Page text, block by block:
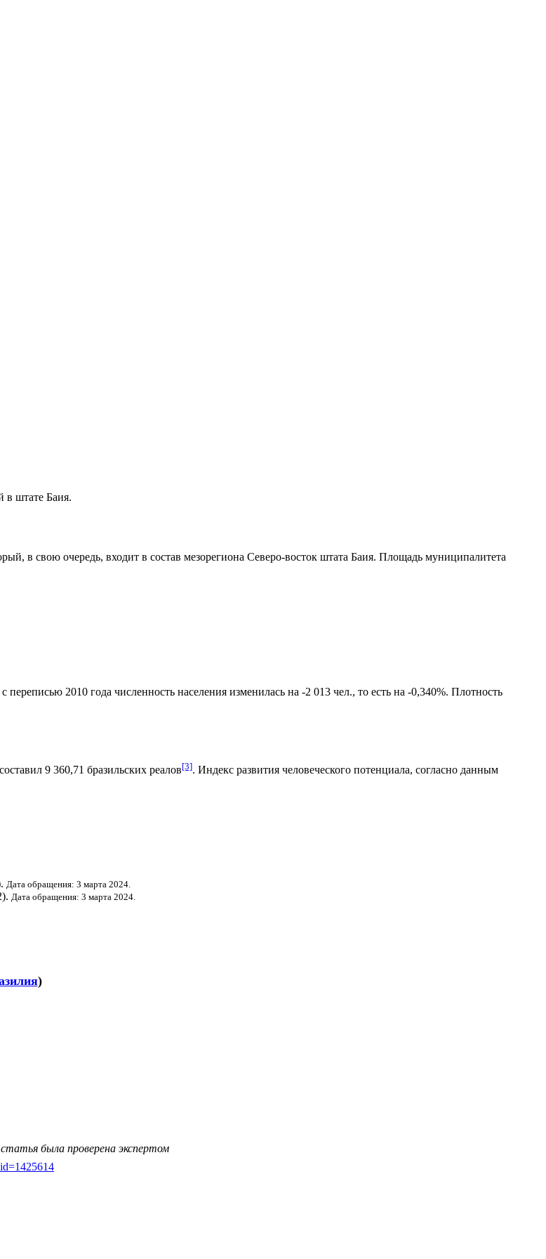
в штате Баия.
в свою очередь, входит в состав мезорегиона Северо-восток штата Баия. Площадь муниципалитета
2010 года численность населения изменилась на -2 013 чел., то есть на -0,340%. Плотность
9 360,71 бразильских реалов[3]. Индекс развития человеческого потенциала, согласно данным
Дата обращения: 3 марта 2024.
Дата обращения: 3 марта 2024.
)
была проверена экспертом